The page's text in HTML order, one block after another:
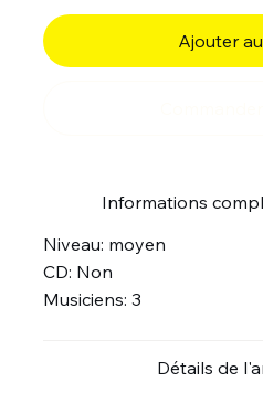
Ajouter
Informations
Niveau: moyen
CD: Non
Musiciens: 3
Détails de